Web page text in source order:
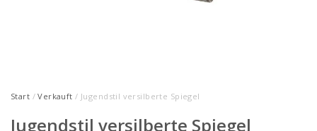
Start /Verkauft / Jugendstil versilberte Spiegel
Jugendstil versilberte Spiegel